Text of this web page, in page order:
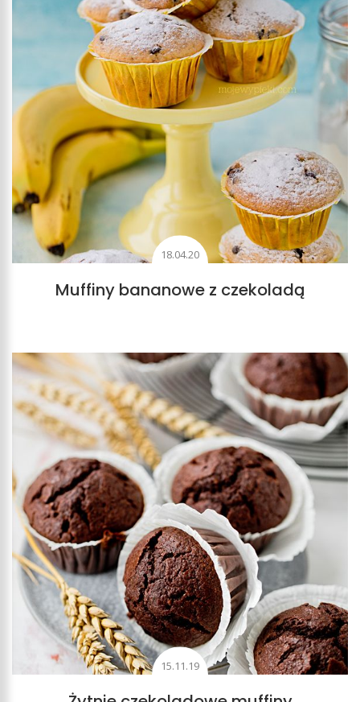
18.04.20
Muffiny bananowe z czekoladą
15.11.19